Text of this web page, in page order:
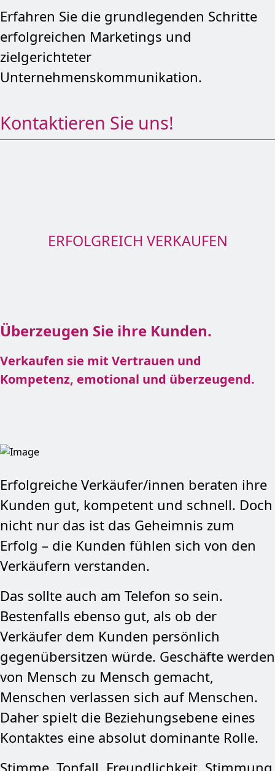
Erfahren Sie die grundlegenden Schritte
erfolgreichen Marketings und
zielgerichteter
Unternehmenskommunikation.
Kontaktieren Sie uns!
ERFOLGREICH VERKAUFEN
Überzeugen Sie ihre Kunden.
Verkaufen sie mit Vertrauen und
Kompetenz, emotional und überzeugend.
Erfolgreiche Verkäufer/innen beraten ihre
Kunden gut, kompetent und schnell. Doch
nicht nur das ist das Geheimnis zum
Erfolg – die Kunden fühlen sich von den
Verkäufern verstanden.
Das sollte auch am Telefon so sein.
Bestenfalls ebenso gut, als ob der
Verkäufer dem Kunden persönlich
gegenübersitzen würde. Geschäfte werden
von Mensch zu Mensch gemacht,
Menschen verlassen sich auf Menschen.
Daher spielt die Beziehungs­ebene eines
Kontaktes eine absolut dominan­te Rolle.
Stimme, Tonfall, Freundlichkeit, Stimmung